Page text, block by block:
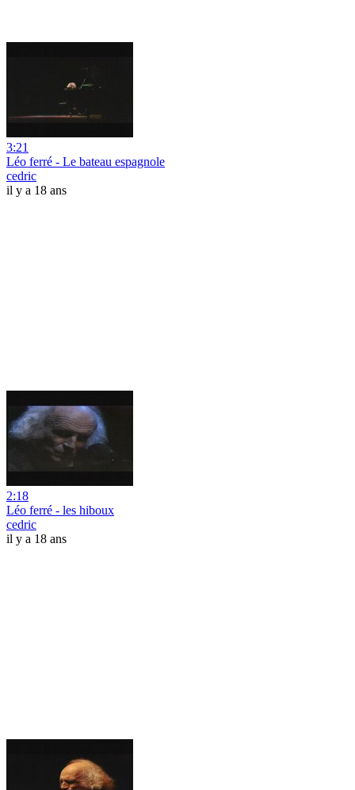
3:21
Léo ferré - Le bateau espagnole
cedric
il y a 18 ans
2:18
Léo ferré - les hiboux
cedric
il y a 18 ans